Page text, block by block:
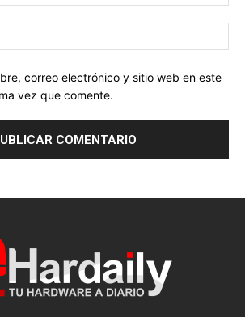
correo electrónico y sitio web en este
vez que comente.